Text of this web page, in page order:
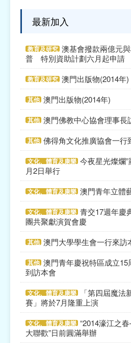
最新加入
教育及研究 澳基會撥款兩億元
普 特別資助計劃六月起申請
教育及研究 澳門出版物(2014年)
其他 澳門出版物(2014年)
其他 澳門佛教中心協會理事長
其他 佛得角文化推廣協會一行
文化、體育及康樂 今夜星光燦爛
月2日舉行
文化、體育及康樂 澳門青年立體
文化、體育及康樂 青交17週年慶
團共聚獻演賀會慶
其他 澳門大學學生會一行來訪
其他 澳門青年慶祝特區成立
到訪本會
文化、體育及康樂
「第四屆魔
賽」將於7月隆重上演
文化、體育及康樂 “2014濠江之
大聯歡”日前圓滿舉辦